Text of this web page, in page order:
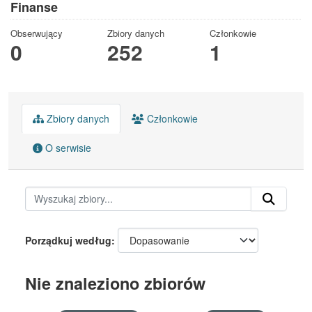
Finanse
Obserwujący
0
Zbiory danych
252
Członkowie
1
Zbiory danych Członkowie
O serwisie
Porządkuj według
Nie znaleziono zbiorów